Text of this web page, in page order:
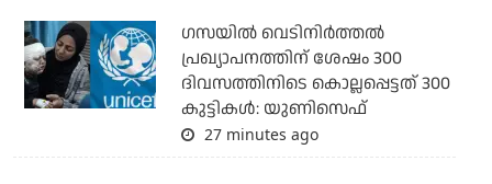
ഗസയില്‍ വെടിനിര്‍ത്തല്‍
പ്രഖ്യാപനത്തിന് ശേഷം 300
ദിവസത്തിനിടെ കൊല്ലപ്പെട്ടത് 300
കുട്ടികള്‍: യുണിസെഫ്
27 minutes ago